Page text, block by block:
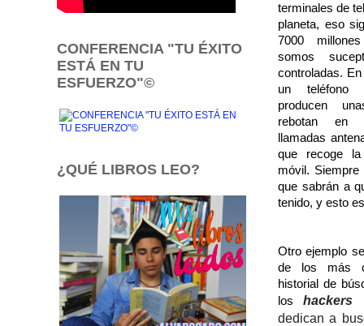
terminales de
planeta, eso
7000
somos
controladas.
un teléfono
producen
rebotan en
llamadas
que recoge
móvil. Siempre
que sabrán a
tenido, y esto
Otro ejemplo
de los más
historial de
loshackers
dedican a
CONFERENCIA "TU ÉXITO
ESTÁ EN TU
ESFUERZO"©
¿QUÉ LIBROS LEO?